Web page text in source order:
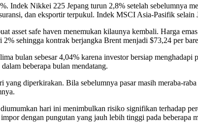
Nikkei 225 Jepang turun 2,8% setelah sebelumnya
dan eksportir terpukul. Indek MSCI Asia-Pasifik selain
asset safe haven menemukan kilaunya kembali. Harga
sehingga kontrak berjangka Brent menjadi $73,24 per
bulan sebesar 4,04% karena investor bersiap
beberapa bulan mendatang.
diperkirakan. Bila sebelumnya pasar masih meraba-
hari ini menimbulkan risiko signifikan terhadap
dengan pungutan yang jauh lebih tinggi pada beberapa